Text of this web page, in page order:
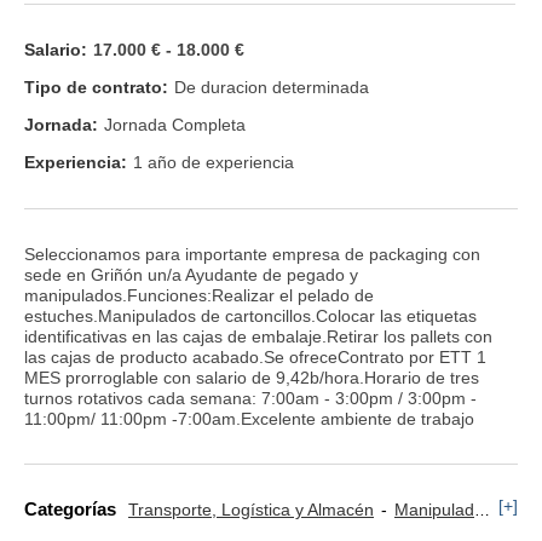
Salario: 17.000 € - 18.000 €
Tipo de contrato: De duracion determinada
Jornada: Jornada Completa
Experiencia: 1 año de experiencia
Seleccionamos para importante empresa de packaging con
sede en Griñón un/a Ayudante de pegado y
manipulados.Funciones:Realizar el pelado de
estuches.Manipulados de cartoncillos.Colocar las etiquetas
identificativas en las cajas de embalaje.Retirar los pallets con
las cajas de producto acabado.Se ofreceContrato por ETT 1
MES prorroglable con salario de 9,42b/hora.Horario de tres
turnos rotativos cada semana: 7:00am - 3:00pm / 3:00pm -
11:00pm/ 11:00pm -7:00am.Excelente ambiente de trabajo
Categorías Transporte, Logística y Almacén Manipulador y Operario de Montaje [+]